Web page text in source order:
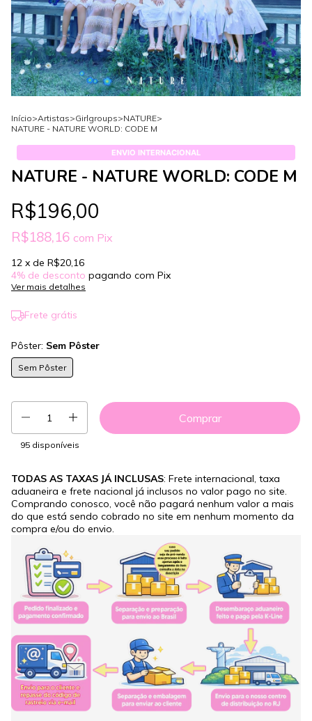
Início>Artistas>Girlgroups>NATURE>
NATURE - NATURE WORLD: CODE M
ENVIO INTERNACIONAL
NATURE - NATURE WORLD: CODE M
R$196,00
R$188,16 com Pix
12 x de R$20,16
4% de desconto pagando com Pix
Ver mais detalhes
Frete grátis
Pôster: Sem Pôster
Sem Pôster
95 disponíveis
TODAS AS TAXAS JÁ INCLUSAS: Frete internacional, taxa
aduaneira e frete nacional já inclusos no valor pago no site.
Comprando conosco, você não pagará nenhum valor a mais
do que está sendo cobrado no site em nenhum momento da
compra e/ou do envio.